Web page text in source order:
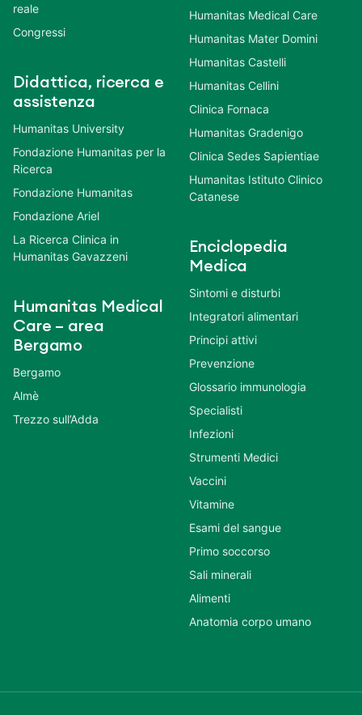
reale
Congressi
Didattica, ricerca e
assistenza
Humanitas University
Fondazione Humanitas per la
Ricerca
Fondazione Humanitas
Fondazione Ariel
La Ricerca Clinica in
Humanitas Gavazzeni
Humanitas Medical
Care – area
Bergamo
Bergamo
Almè
Trezzo sull’Adda
Humanitas Medical Care
Humanitas Mater Domini
Humanitas Castelli
Humanitas Cellini
Clinica Fornaca
Humanitas Gradenigo
Clinica Sedes Sapientiae
Humanitas Istituto Clinico
Catanese
Enciclopedia
Medica
Sintomi e disturbi
Integratori alimentari
Principi attivi
Prevenzione
Glossario immunologia
Specialisti
Infezioni
Strumenti Medici
Vaccini
Vitamine
Esami del sangue
Primo soccorso
Sali minerali
Alimenti
Anatomia corpo umano